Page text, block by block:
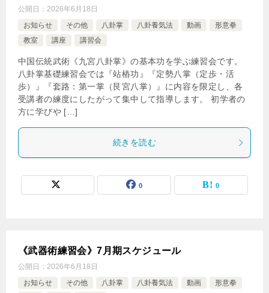
公開日： 2026年6月18日
お知らせ
その他 八卦掌 八卦養気法 動画
形意拳
教室
講座 講習会
中国伝統武術《九宮八卦掌》の基本功を学ぶ練習会です。
八卦掌基礎練習会では『站樁功』『定勢八掌（定歩・活
歩）』『套路：第一掌（艮宮八掌）』に内容を限定し、各
受講者の練度にしたがって集中して指導します。 初学者の
方に学びや […]
続きを読む
0 0
《武器術練習会》7月期スケジュール
公開日： 2026年6月18日
お知らせ
その他 八卦掌 八卦養気法 動画
形意拳